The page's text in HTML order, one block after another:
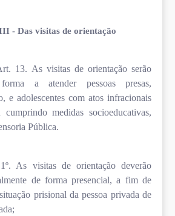
- Das visitas de orientação
13. As visitas de orientação serão
a atender pessoas presas,
e adolescentes com atos infracionais
medidas socioeducativas,
Pública.
As visitas de orientação deverão
de forma presencial, a fim de
prisional da pessoa privada de